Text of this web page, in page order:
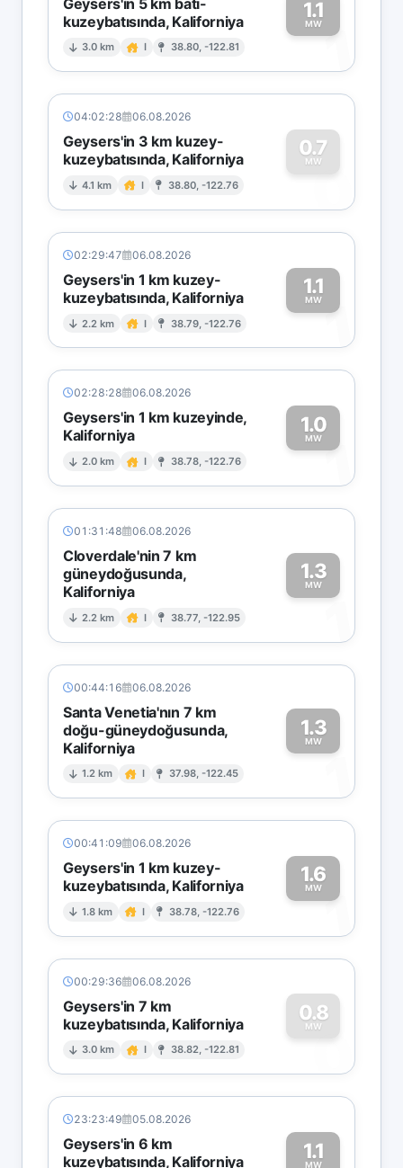
kuzeybatısında, Kaliforniya
3.0 km I 38.80, -122.81
1.1
MW1
04:02:28 06.08.2026
Geysers'in 3 km kuzey-
kuzeybatısında, Kaliforniya
4.1 km I 38.80, -122.76
0.7
MW
0
02:29:47 06.08.2026
Geysers'in 1 km kuzey-
kuzeybatısında, Kaliforniya
2.2 km I 38.79, -122.76
1.1
MW1
02:28:28 06.08.2026
Geysers'in 1 km kuzeyinde,
Kaliforniya
2.0 km I 38.78, -122.76
1.0
MW1
01:31:48 06.08.2026
Cloverdale'nin 7 km
güneydoğusunda,
Kaliforniya
2.2 km I 38.77, -122.95
1.3
MW
1
00:44:16 06.08.2026
Santa Venetia'nın 7 km
doğu-güneydoğusunda,
Kaliforniya
1.2 km I 37.98, -122.45
1.3
MW
1
00:41:09 06.08.2026
Geysers'in 1 km kuzey-
kuzeybatısında, Kaliforniya
1.8 km I 38.78, -122.76
1.6
MW1
00:29:36 06.08.2026
Geysers'in 7 km
kuzeybatısında, Kaliforniya
3.0 km I 38.82, -122.81
0.8
MW
0
23:23:49 05.08.2026
Geysers'in 6 km
kuzeybatısında, Kaliforniya
1.1
MW